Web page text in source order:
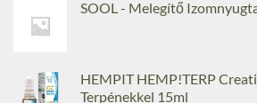
SOOL - Melegítő
HEMPIT HEMP!TERP
Terpénekkel 15ml